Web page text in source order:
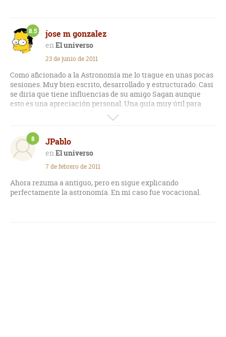
jose m gonzalez
El universo
8.5
23 de junio de 2011
Como aficionado a la Astronomía me lo trague en unas pocas
sesiones. Muy bien escrito, desarrollado y estructurado. Casi
se diría que tiene influencias de su amigo Sagan aunque
esto es una apreciación personal. Una guía muy útil para
conocer la mecánica del cosmos. Hay que decir, sin embargo,
que se ha quedado un poco anticuada y que necesitaría una
puesta al día a raíz de los nuevos descubrimientos.
JPablo
El universo
8
7 de febrero de 2011
Ahora rezuma a antiguo, pero en sigue explicando
perfectamente la astronomía. En mi caso fue vocacional.